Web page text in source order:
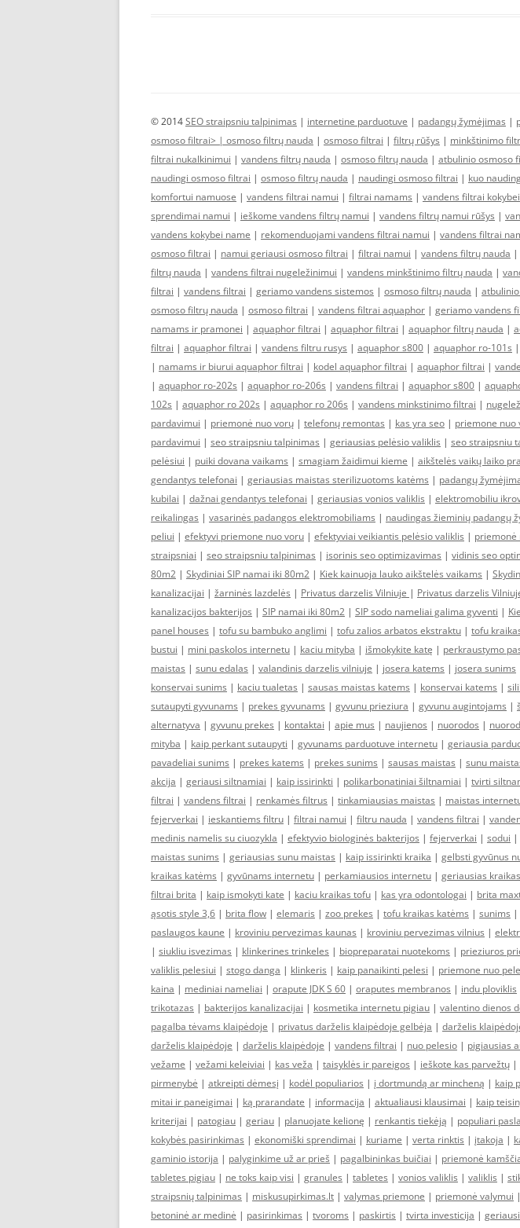
© 2014SEO straipsniu talpinimas | internetine parduotuve | padangų žymėjimas |
osmoso filtrai> | osmoso filtrų nauda | osmoso filtrai | filtrų rūšys | minkštinimo
filtrai nukalkinimui | vandens filtrų nauda | osmoso filtrų nauda | atbulinio osmoso
naudingi osmoso filtrai | osmoso filtrų nauda | naudingi osmoso filtrai | kuo
komfortui namuose | vandens filtrai namui | filtrai namams | vandens filtrai kokybei
sprendimai namui | ieškome vandens filtrų namui | vandens filtrų namui rūšys |
vandens kokybei name | rekomenduojami vandens filtrai namui | vandens filtrai
osmoso filtrai | namui geriausi osmoso filtrai | filtrai namui | vandens filtrų nauda |
filtrų nauda | vandens filtrai nugeležinimui | vandens minkštinimo filtrų nauda |
filtrai | vandens filtrai | geriamo vandens sistemos | osmoso filtrų nauda |
osmoso filtrų nauda | osmoso filtrai | vandens filtrai aquaphor | geriamo vandens
namams ir pramonei | aquaphor filtrai | aquaphor filtrai | aquaphor filtrų nauda |
filtrai | aquaphor filtrai | vandens filtru rusys | aquaphor s800 | aquaphor ro-101s |
| namams ir biurui aquaphor filtrai | kodel aquaphor filtrai | aquaphor filtrai |
| aquaphor ro-202s | aquaphor ro-206s | vandens filtrai | aquaphor s800 |
102s | aquaphor ro 202s | aquaphor ro 206s | vandens minkstinimo filtrai |
pardavimui | priemonė nuo vorų | telefonų remontas | kas yra seo | priemone nuo
pardavimui | seo straipsniu talpinimas | geriausias pelėsio valiklis | seo straipsniu
pelėsiui | puiki dovana vaikams | smagiam žaidimui kieme | aikštelės vaikų laiko
gendantys telefonai | geriausias maistas sterilizuotoms katėms | padangų
kubilai | dažnai gendantys telefonai | geriausias vonios valiklis | elektromobiliu
reikalingas | vasarinės padangos elektromobiliams | naudingas žieminių padangų
peliui | efektyvi priemone nuo voru | efektyviai veikiantis pelėsio valiklis | priemonė
straipsniai | seo straipsniu talpinimas | isorinis seo optimizavimas | vidinis seo
80m2 | Skydiniai SIP namai iki 80m2 | Kiek kainuoja lauko aikštelės vaikams |
kanalizacijai | žarninės lazdelės | Privatus darzelis Vilniuje | Privatus darzelis
kanalizacijos bakterijos | SIP namai iki 80m2 | SIP sodo nameliai galima gyventi |
panel houses | tofu su bambuko anglimi | tofu zalios arbatos ekstraktu | tofu
bustui | mini paskolos internetu | kaciu mityba | išmokykite katę | perkraustymo
maistas | sunu edalas | valandinis darzelis vilniuje | josera katems | josera sunims
konservai sunims | kaciu tualetas | sausas maistas katems | konservai katems |
sutaupyti gyvunams | prekes gyvunams | gyvunu prieziura | gyvunu augintojams |
alternatyva | gyvunu prekes | kontaktai | apie mus | naujienos | nuorodos |
mityba | kaip perkant sutaupyti | gyvunams parduotuve internetu | geriausia
pavadeliai sunims | prekes katems | prekes sunims | sausas maistas | sunu
akcija | geriausi siltnamiai | kaip issirinkti | polikarbonatiniai šiltnamiai | tvirti
filtrai | vandens filtrai | renkamės filtrus | tinkamiausias maistas | maistas
fejerverkai | ieskantiems filtru | filtrai namui | filtru nauda | vandens filtrai |
medinis namelis su ciuozykla | efektyvio biologinės bakterijos | fejerverkai | sodui |
maistas sunims | geriausias sunu maistas | kaip issirinkti kraika | gelbsti gyvūnus
kraikas katėms | gyvūnams internetu | perkamiausios internetu | geriausias kraikas
filtrai brita | kaip ismokyti kate | kaciu kraikas tofu | kas yra odontologai | brita
ąsotis style 3,6 | brita flow | elemaris | zoo prekes | tofu kraikas katėms | sunims |
paslaugos kaune | kroviniu pervezimas kaunas | kroviniu pervezimas vilnius |
| siukliu isvezimas | klinkerines trinkeles | biopreparatai nuotekoms | prieziuros
valiklis pelesiui | stogo danga | klinkeris | kaip panaikinti pelesi | priemone nuo
kaina | mediniai nameliai | orapute JDK S 60 | oraputes membranos | indu ploviklis
trikotazas | bakterijos kanalizacijai | kosmetika internetu pigiau | valentino dienos
pagalba tėvams klaipėdoje | privatus darželis klaipėdoje gelbėja | darželis
darželis klaipėdoje | darželis klaipėdoje | vandens filtrai | nuo pelesio | pigiausias
vežame | vežami keleiviai | kas veža | taisyklės ir pareigos | ieškote kas parvežtų |
pirmenybė | atkreipti dėmesį | kodėl populiarios | į dortmundą ar mincheną | kaip
mitai ir paneigimai | ką prarandate | informacija | aktualiausi klausimai | kaip
kriterijai | patogiau | geriau | planuojate kelionę | renkantis tiekėją | populiari
kokybės pasirinkimas | ekonomiški sprendimai | kuriame | verta rinktis | įtakoja |
gaminio istorija | palyginkime už ar prieš | pagalbininkas buičiai | priemonė
tabletes pigiau | ne toks kaip visi | granules | tabletes | vonios valiklis | valiklis |
straipsnių talpinimas | miskusupirkimas.lt | valymas priemone | priemonė valymui |
betoninė ar medinė | pasirinkimas | tvoroms | paskirtis | tvirta investicija |